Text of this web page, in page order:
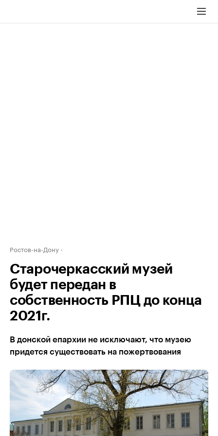
Ростов-на-Дону
Старочеркасский музей
будет передан в
собственность РПЦ до конца
2021г.
В донской епархии не исключают, что музею
придется существовать на пожертвования